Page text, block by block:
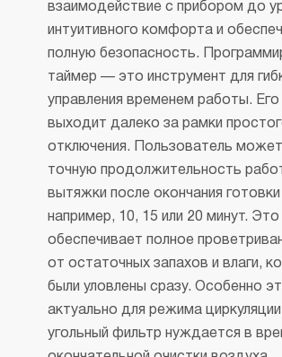
взаимодействие с прибором до
интуитивного комфорта и
полную безопасность.
таймер — это инструмент для
управления временем работы. Его
выходит далеко за рамки
отключения. Пользователь
точную продолжительность
вытяжки после окончания
например, 10, 15 или 20 минут. Это
обеспечивает полное
от остаточных запахов и влаги,
были уловлены сразу. Особенно
актуально для режима
угольный фильтр нуждается в